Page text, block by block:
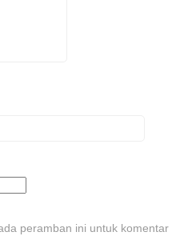
peramban ini untuk komentar